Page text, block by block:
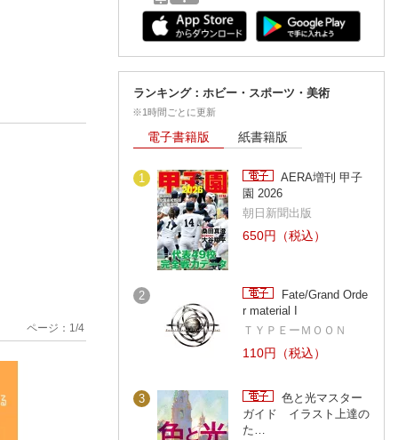
ページ： 1 /4
ランキング：ホビー・スポーツ・美術
※1時間ごとに更新
電子書籍版 紙書籍版
1
AERA増刊 甲子
園 2026
朝日新聞出版
650円（税込）
2
Fate/Grand Orde
r material I
ＴＹＰＥーＭＯＯＮ
110円（税込）
3
色と光マスター
ガイド イラスト上達の
た…